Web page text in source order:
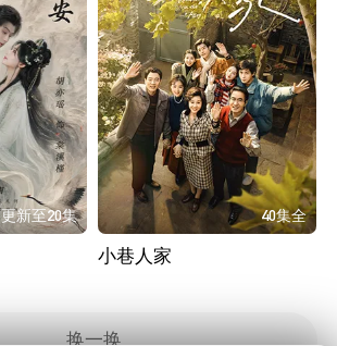
更新至20集 40集全
小巷人家
换一换